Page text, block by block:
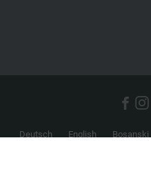
Deutsch English Bosanski